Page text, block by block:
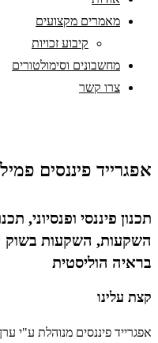
מאמרים מקצועים
קיבוע זכויות
מחשבונים וסימולטורים
צרו קשר
אפגרייד פיננסים
תכנון פיננסי ופנסיוני,
השקעות, השקעות בשוק
בראיה הוליסטית
קצת עלינו
אפגרייד פיננסים מנוהלת ע"י